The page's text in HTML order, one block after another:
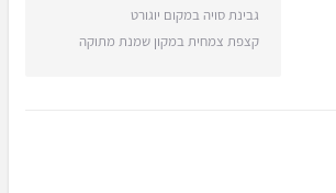
גבינת סויה במקום יוגורט
קצפת צמחית במקון שמנת מתוקה